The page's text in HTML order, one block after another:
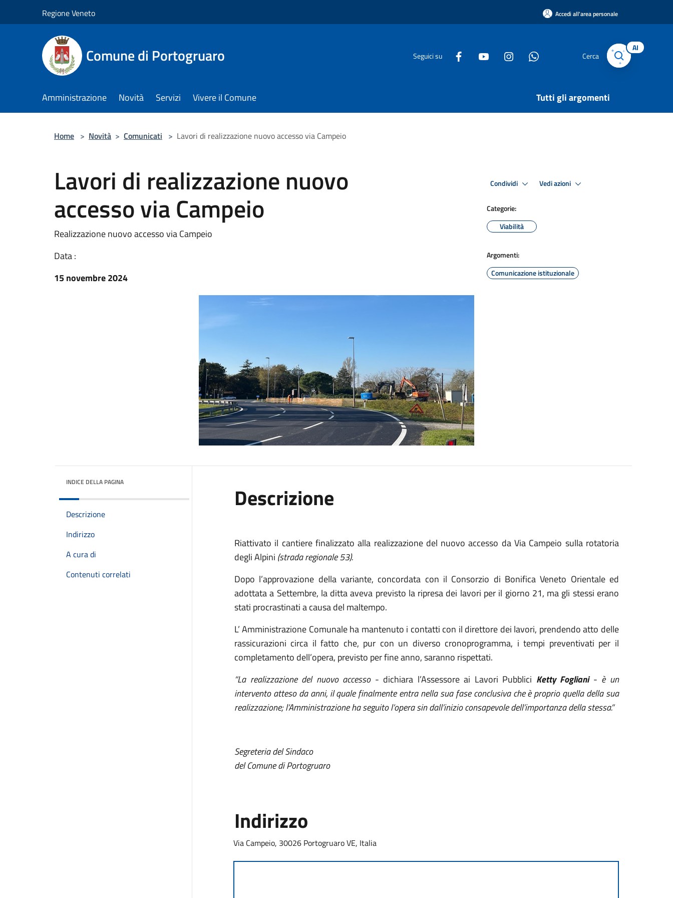
Regione Veneto Accedi all'area personale
Comune di Portogruaro Seguici su Cerca
AI
Amministrazione Novità Servizi Vivere il Comune Tutti gli argomenti
Home > Novità > Comunicati > Lavori di realizzazione nuovo accesso via Campeio
Lavori di realizzazione nuovo
accesso via Campeio
Realizzazione nuovo accesso via Campeio
Data :
15 novembre 2024
Condividi Vedi azioni
Categorie:
Viabilità
Argomenti:
Comunicazione istituzionale
INDICE DELLA PAGINA
Descrizione
Indirizzo
A cura di
Contenuti correlati
Descrizione
Riattivato il cantiere finalizzato alla realizzazione del nuovo accesso da Via Campeio sulla rotatoria
degli Alpini (strada regionale 53).
Dopo l’approvazione della variante, concordata con il Consorzio di Bonifica Veneto Orientale ed
adottata a Settembre, la ditta aveva previsto la ripresa dei lavori per il giorno 21, ma gli stessi erano
stati procrastinati a causa del maltempo.
L’ Amministrazione Comunale ha mantenuto i contatti con il direttore dei lavori, prendendo atto delle
rassicurazioni circa il fatto che, pur con un diverso cronoprogramma, i tempi preventivati per il
completamento dell’opera, previsto per fine anno, saranno rispettati.
“La realizzazione del nuovo accesso- dichiara l’Assessore ai Lavori Pubblici Ketty Fogliani - è un
intervento atteso da anni, il quale finalmente entra nella sua fase conclusiva che è proprio quella della sua
realizzazione; l’Amministrazione ha seguito l’opera sin dall’inizio consapevole dell’importanza della stessa.”
Segreteria del Sindaco
del Comune di Portogruaro
Indirizzo
Via Campeio, 30026 Portogruaro VE, Italia